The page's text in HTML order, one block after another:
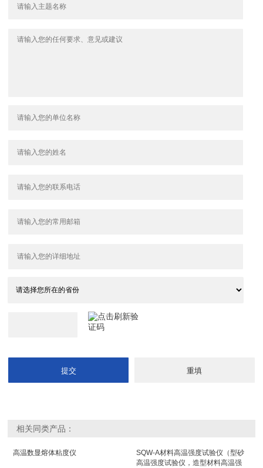
相关同类产品：
高温数显熔体粘度仪
SQW-A材料高温强度试验仪（型砂
高温强度试验仪，造型材料高温强